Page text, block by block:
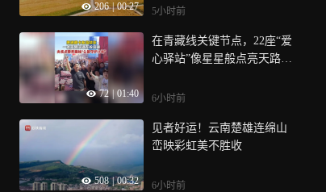
206 | 00:27 5小时前
72 01:40
在青藏线关键节点，22座“爱
心驿站”像星星般点亮天路
应俱全…… 日前，满帮公益
守护计划・进藏卡友守护行
暨微光行动，“定点驿站+流
的立体化高原安全保障体
6小时前
508 | 00:32
见者好运！云南楚雄连绵山
峦映彩虹美不胜收
6小时前